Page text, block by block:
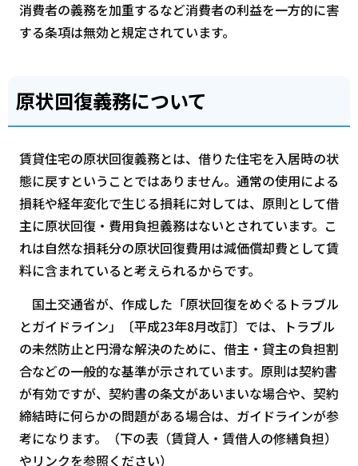
消費者の義務を加重するなど消費者の利益を一方的に害
する条項は無効と規定されています。
原状回復義務について
賃貸住宅の原状回復義務とは、借りた住宅を入居時の状
態に戻すということではありません。通常の使用による
損耗や経年変化で生じる損耗に対しては、原則として借
主に原状回復・費用負担義務はないとされています。こ
れは自然な損耗分の原状回復費用は減価償却費として賃
料に含まれていると考えられるからです。
国土交通省が、作成した「原状回復をめぐるトラブル
とガイドライン」〔平成23年8月改訂〕では、トラブル
の未然防止と円滑な解決のために、借主・貸主の負担割
合などの一般的な基準が示されています。原則は契約書
が有効ですが、契約書の条文があいまいな場合や、契約
締結時に何らかの問題がある場合は、ガイドラインが参
考になります。（下の表（賃貸人・賃借人の修繕負担）
やリンクを参照ください）